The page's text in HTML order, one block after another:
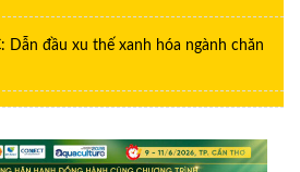
Dẫn đầu xu thế xanh hóa ngành chăn